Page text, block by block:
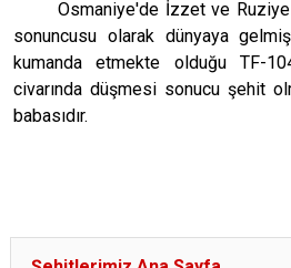
Osmaniye'de İzzet ve
sonuncusu olarak dünyaya
kumanda etmekte olduğu TF-
civarında düşmesi sonucu şehit
babasıdır.